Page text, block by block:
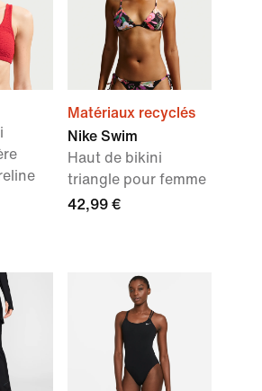
Matériaux recyclés
Nike Swim
Haut de bikini
triangle pour femme
42,99 €